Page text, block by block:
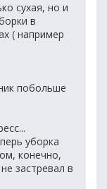
сухая, но и
в
( например
побольше
уборка
конечно,
застревал в